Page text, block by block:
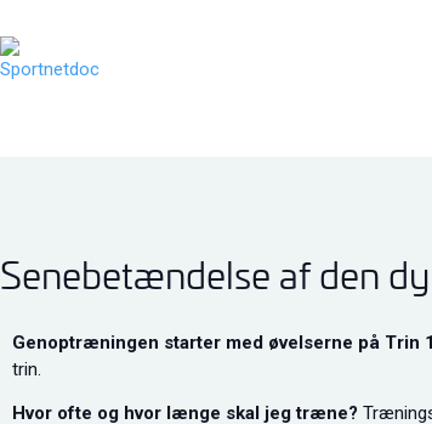
Senebetændelse af den
Genoptræningen starter med øvelserne på Trin
trin.
Hvor ofte og hvor længe skal jeg træne?